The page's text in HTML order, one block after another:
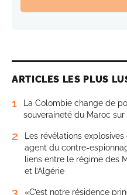
ARTICLES LES PLUS
1
La Colombie change de
souveraineté du Maroc sur
2
Les révélations
agent du contre-
liens entre le régime des
et l’Algérie
3
«C’est notre résidence